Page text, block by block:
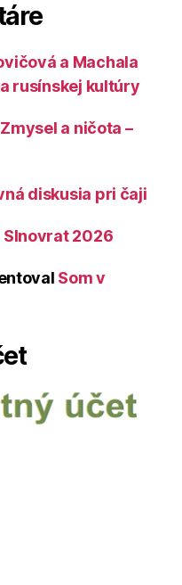
a Machala
rusínskej kultúry
Zmysel a ničota –
diskusia pri čaji
Slnovrat 2026
Som v